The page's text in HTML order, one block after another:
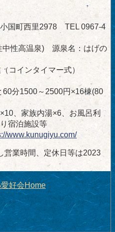
国町西里2978 TEL 0967-4
性高温泉) 源泉名：はげの
コインタイマー式）
分1500～2500円×16棟(80
、家族内湯×6、お風呂利
宿泊施設等
www.kunugiyu.com/
業時間、定休日等は2023
好会Home